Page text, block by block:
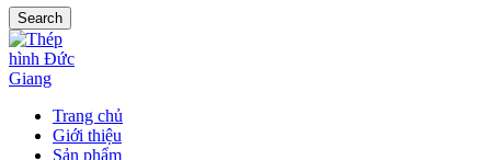
Search
Trang chủ
Giới thiệu
Sản phẩm